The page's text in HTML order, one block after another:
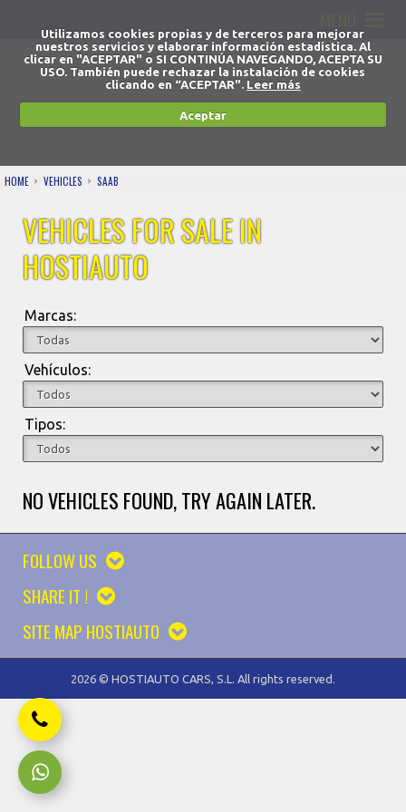
Utilizamos cookies propias y de terceros para mejorar
nuestros servicios y elaborar información estadística. Al
clicar en "ACEPTAR" o SI CONTINÚA NAVEGANDO, ACEPTA SU
USO. También puede rechazar la instalación de cookies
clicando en “ACEPTAR". Leer más
Aceptar
HOME VEHICLES SAAB
VEHICLES FOR SALE IN
HOSTIAUTO
Marcas:
Vehículos:
Tipos:
NO VEHICLES FOUND, TRY AGAIN LATER.
FOLLOW US
SHARE IT !
SITE MAP HOSTIAUTO
2026 © HOSTIAUTO CARS, S.L. All rights reserved.